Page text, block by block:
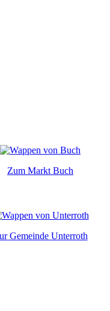
Zum Markt Buch
Gemeinde Unterroth